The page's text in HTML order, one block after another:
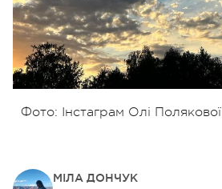
Фото: Інстаграм Олі Полякової
МІЛА ДОНЧУК